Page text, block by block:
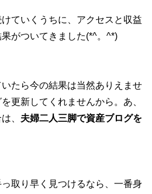
ていくうちに、アクセスと収益
がついてきました(*^。^*)
たら今の結果は当然ありえませ
更新してくれませんから。あ、
、 夫婦二人三脚で資産ブログを
取り早く見つけるなら、一番身